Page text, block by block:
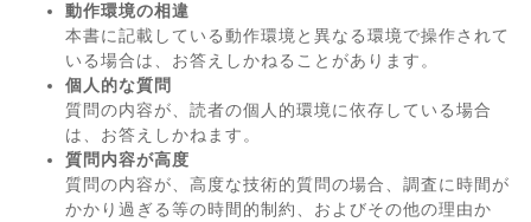
動作環境の相違
本書に記載している動作環境と異なる環境で操作されて
いる場合は、お答えしかねることがあります。
個人的な質問
質問の内容が、読者の個人的環境に依存している場合
は、お答えしかねます。
質問内容が高度
質問の内容が、高度な技術的質問の場合、調査に時間が
かかり過ぎる等の時間的制約、およびその他の理由か